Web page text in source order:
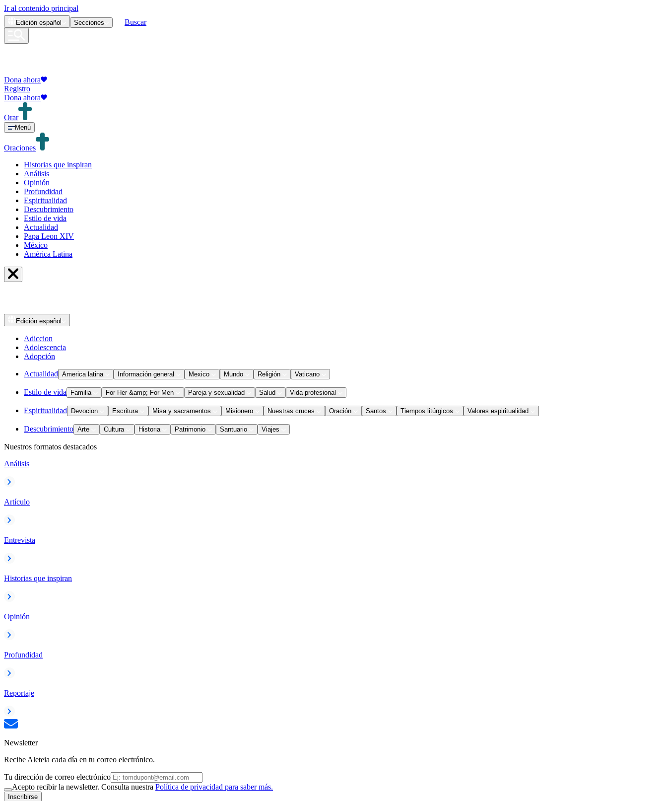
Ir al contenido principal
Edición español Secciones Buscar
Dona ahora
Registro
Dona ahora
Orar
Menú
Oraciones
Historias que inspiran
Análisis
Opinión
Profundidad
Espiritualidad
Descubrimiento
Estilo de vida
Actualidad
Papa Leon XIV
México
América Latina
Edición español
Adiccion
Adolescencia
Adopción
Actualidad America latina Información general Mexico Mundo Religión Vaticano
Estilo de vida Familia For Her &amp; For Men Pareja y sexualidad Salud Vida profesional
Espiritualidad Devocion Escritura Misa y sacramentos Misionero Nuestras cruces Oración Santos Tiempos litúrgicos Valores espiritualidad
Descubrimiento Arte Cultura Historia Patrimonio Santuario Viajes
Nuestros formatos destacados
Análisis
Artículo
Entrevista
Historias que inspiran
Opinión
Profundidad
Reportaje
Newsletter
Recibe Aleteia cada día en tu correo electrónico.
Tu dirección de correo electrónico
Acepto recibir la newsletter. Consulta nuestra Política de privacidad para saber más.
Inscribirse